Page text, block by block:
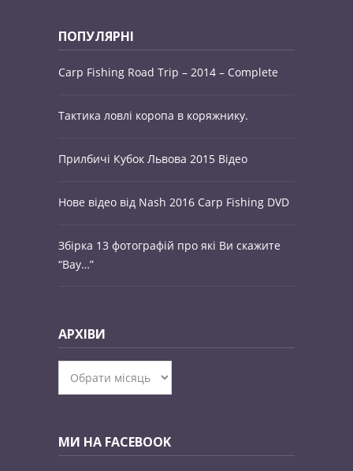
ПОПУЛЯРНІ
Carp Fishing Road Trip – 2014 – Complete
Тактика ловлі коропа в коряжнику.
Прилбичі Кубок Львова 2015 Відео
Нове відео від Nash 2016 Carp Fishing DVD
Збірка 13 фотографій про які Ви скажите
“Вау…”
АРХІВИ
МИ НА FACEBOOK